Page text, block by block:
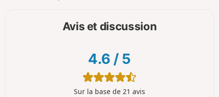
Avis et discussion
4.6 / 5
Sur la base de 21 avis